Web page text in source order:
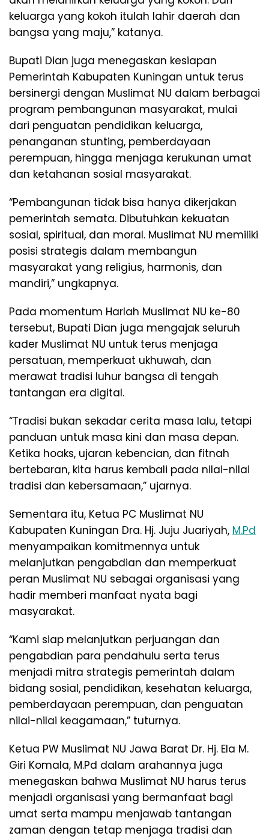
keluarga yang kokoh itulah lahir daerah dan
bangsa yang maju,” katanya.
Bupati Dian juga menegaskan kesiapan
Pemerintah Kabupaten Kuningan untuk terus
bersinergi dengan Muslimat NU dalam berbagai
program pembangunan masyarakat, mulai
dari penguatan pendidikan keluarga,
penanganan stunting, pemberdayaan
perempuan, hingga menjaga kerukunan umat
dan ketahanan sosial masyarakat.
“Pembangunan tidak bisa hanya dikerjakan
pemerintah semata. Dibutuhkan kekuatan
sosial, spiritual, dan moral. Muslimat NU memiliki
posisi strategis dalam membangun
masyarakat yang religius, harmonis, dan
mandiri,” ungkapnya.
Pada momentum Harlah Muslimat NU ke-80
tersebut, Bupati Dian juga mengajak seluruh
kader Muslimat NU untuk terus menjaga
persatuan, memperkuat ukhuwah, dan
merawat tradisi luhur bangsa di tengah
tantangan era digital.
“Tradisi bukan sekadar cerita masa lalu, tetapi
panduan untuk masa kini dan masa depan.
Ketika hoaks, ujaran kebencian, dan fitnah
bertebaran, kita harus kembali pada nilai-nilai
tradisi dan kebersamaan,” ujarnya.
Sementara itu, Ketua PC Muslimat NU
Kabupaten Kuningan Dra. Hj. Juju Juariyah, M.Pd
menyampaikan komitmennya untuk
melanjutkan pengabdian dan memperkuat
peran Muslimat NU sebagai organisasi yang
hadir memberi manfaat nyata bagi
masyarakat.
“Kami siap melanjutkan perjuangan dan
pengabdian para pendahulu serta terus
menjadi mitra strategis pemerintah dalam
bidang sosial, pendidikan, kesehatan keluarga,
pemberdayaan perempuan, dan penguatan
nilai-nilai keagamaan,” tuturnya.
Ketua PW Muslimat NU Jawa Barat Dr. Hj. Ela M.
Giri Komala, M.Pd dalam arahannya juga
menegaskan bahwa Muslimat NU harus terus
menjadi organisasi yang bermanfaat bagi
umat serta mampu menjawab tantangan
zaman dengan tetap menjaga tradisi dan